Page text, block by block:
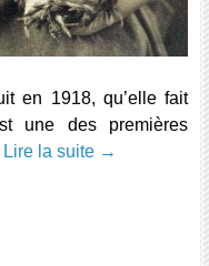
en 1918, qu’elle fait
une des premières
Lire la suite →